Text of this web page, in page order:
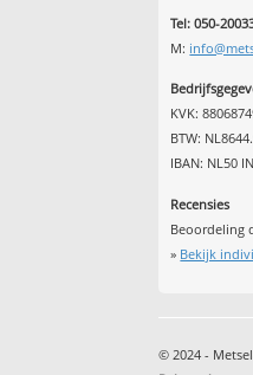
Tel: 050-
M:
KVK:
BTW:
IBAN: NL50
Recensies
Beoordeling
» Bekijk
© 2024 -